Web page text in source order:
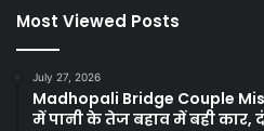
Most Viewed Posts
July 27, 2026
Madhopali Bridge Couple
में पानी के तेज बहाव में बही कार,